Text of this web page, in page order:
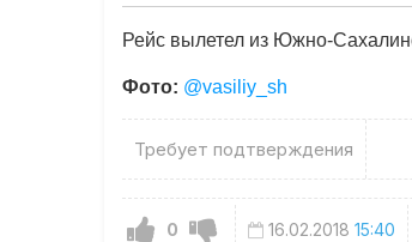
Рейс вылетел из Южно-
Фото: @vasiliy_sh
Требует подтверждения
0 16.02.2018 15:40